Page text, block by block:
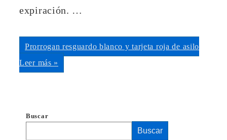
expiración. …
Prorrogan resguardo blanco y tarjeta roja de asilo
Leer más »
Buscar
Buscar